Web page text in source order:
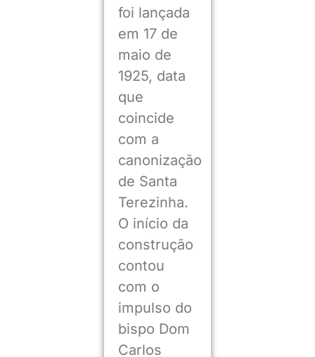
foi lançada
em 17 de
maio de
1925, data
que
coincide
com a
canonização
de Santa
Terezinha.
O início da
construção
contou
com o
impulso do
bispo Dom
Carlos